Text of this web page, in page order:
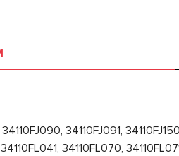
34110FJ091,
34110FL070,